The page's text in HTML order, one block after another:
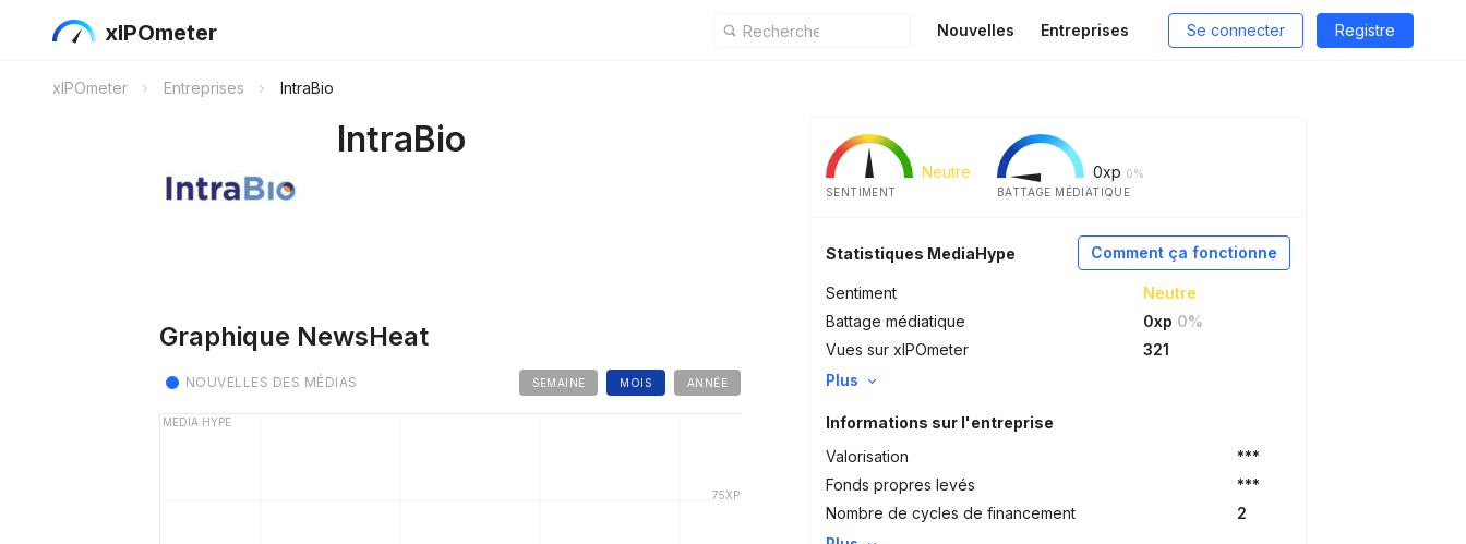
xIPOmeter Nouvelles Entreprises Se connecter Registre
xIPOmeter Entreprises IntraBio
IntraBio
Neutre
SENTIMENT
0xp 0%
BATTAGE MÉDIATIQUE
Comment ça fonctionne
Statistiques MediaHype
Sentiment
Neutre
Battage médiatique
0xp 0%
Vues sur xIPOmeter
321
Plus
Informations sur l'entreprise
Valorisation
***
Fonds propres levés
***
Nombre de cycles de financement
2
Graphique NewsHeat
SEMAINE MOIS ANNÉE
NOUVELLES DES MÉDIAS